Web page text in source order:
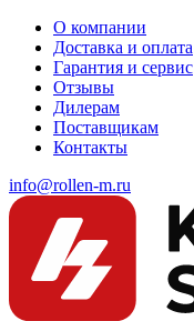
О компании
Доставка и оплата
Гарантия и сервис
Отзывы
Дилерам
Поставщикам
Контакты
info@rollen-m.ru